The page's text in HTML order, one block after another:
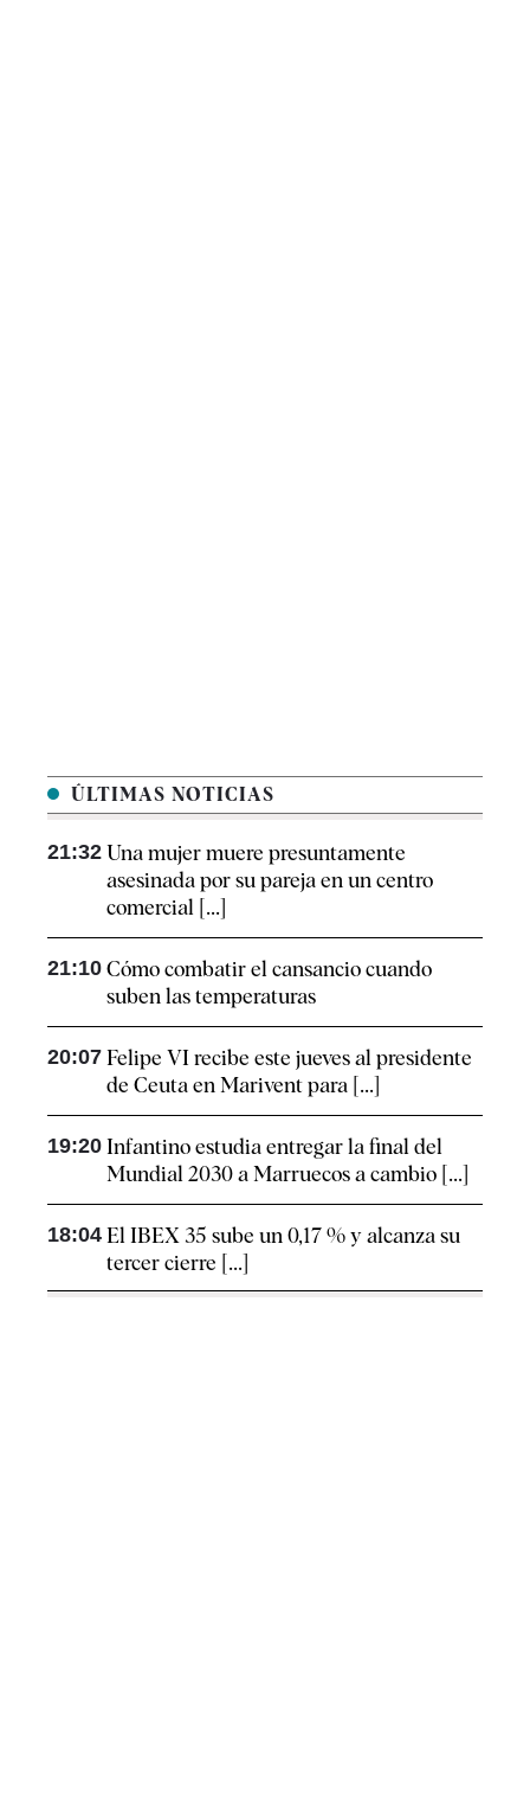
ÚLTIMAS NOTICIAS
21:32 Una mujer muere presuntamente
asesinada por su pareja en un centro
comercial [...]
21:10 Cómo combatir el cansancio​ cuando
suben las temperaturas
20:07 Felipe VI recibe este jueves al presidente
de Ceuta en Marivent para [...]
19:20 Infantino estudia entregar la final del
Mundial 2030 a Marruecos a cambio [...]
18:04 El IBEX 35 sube un 0,17 % y alcanza su
tercer cierre [...]